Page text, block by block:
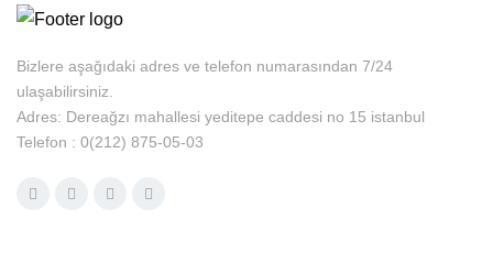
Bizlere aşağıdaki adres ve telefon numarasından 7/24
ulaşabilirsiniz.
Adres: Dereağzı mahallesi yeditepe caddesi no 15 istanbul
Telefon : 0(212) 875-05-03